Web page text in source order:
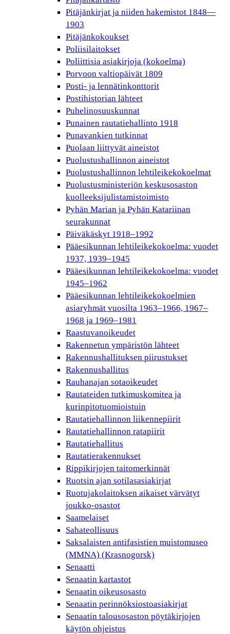
Pitäjänkirjat ja niiden hakemistot 1848—
1903
Pitäjänkokoukset
Poliisilaitokset
Poliittisia asiakirjoja (kokoelma)
Porvoon valtiopäivät 1809
Posti- ja lennätinkonttorit
Postihistorian lähteet
Puhelinosuuskunnat
Punainen rautatiehallinto 1918
Punavankien tutkinnat
Puolaan liittyvät aineistot
Puolustushallinnon aineistot
Puolustushallinnon lehtileikekokoelmat
Puolustusministeriön keskusosaston
kuolleeksijulistamistoimisto
Pyhän Marian ja Pyhän Katariinan
seurakunnat
Päiväkäskyt 1918–1992
Pääesikunnan lehtileikekokoelma: vuodet
1937, 1939–1945
Pääesikunnan lehtileikekokoelma: vuodet
1945–1962
Pääesikunnan lehtileikekokoelmien
asiaryhmät vuosilta 1963–1966, 1967–
1968 ja 1969–1981
Raastuvanoikeudet
Rakennetun ympäristön lähteet
Rakennushallituksen piirustukset
Rakennushallitus
Rauhanajan sotaoikeudet
Rautateiden tutkimuskomitea ja
kurinpitotuomioistuin
Rautatiehallinnon liikennepiirit
Rautatiehallinnon ratapiirit
Rautatiehallitus
Rautatierakennukset
Rippikirjojen taitomerkinnät
Ruotsin ajan sotilasasiakirjat
Ruotujakolaitoksen aikaiset värvätyt
joukko-osastot
Saamelaiset
Sahateollisuus
Saksalaisten antifasistien muistomuseo
(MMNA) (Krasnogorsk)
Senaatti
Senaatin kartastot
Senaatin oikeusosasto
Senaatin perinnöksiostoasiakirjat
Senaatin talousosaston pöytäkirjojen
käytön ohjeistus